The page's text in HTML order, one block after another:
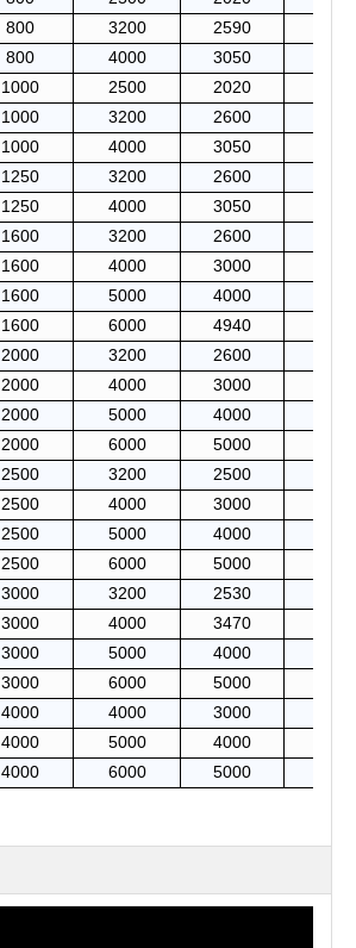
800 3200 2590
800 4000 3050
1000 2500 2020
1000 3200 2600
1000 4000 3050
1250 3200 2600
1250 4000 3050
1600 3200 2600
1600 4000 3000
1600 5000 4000
1600 6000 4940
2000 3200 2600
2000 4000 3000
2000 5000 4000
2000 6000 5000
2500 3200 2500
2500 4000 3000
2500 5000 4000
2500 6000 5000
3000 3200 2530
3000 4000 3470
3000 5000 4000
3000 6000 5000
4000 4000 3000
4000 5000 4000
4000 6000 5000